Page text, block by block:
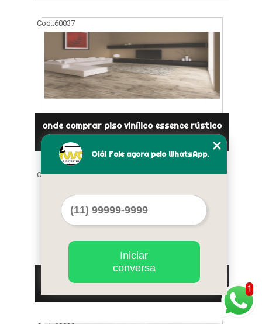
Cod.:60037
onde comprar piso vinílico essence rústico
Cod.:60038
preço de piso essence em Alphaville Vila
1
Olá! Fale agora pelo WhatsApp.
Iniciar
conversa